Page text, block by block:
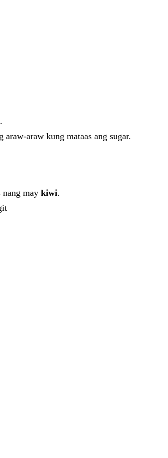
araw kung mataas ang sugar.
nang may kiwi.